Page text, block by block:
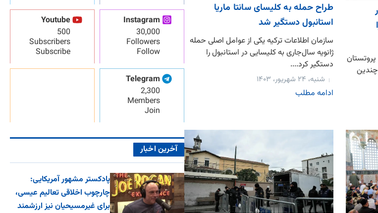
طراح حمله به کلیسای سانتا ماریا
استانبول دستگیر شد
سازمان اطلاعات ترکیه یکی از عوامل اصلی حمله
ژانویه سال‌جاری به کلیسایی در استانبول را
دستگیر کرد....
شنبه، ۲۴ شهریور، ۱۴۰۳
ادامه مطلب
Instagram
30,000
Followers
Follow
Youtube
500
Subscribers
Subscribe
Telegram
2,300
Members
Join
آخرین اخبار
پادکستر مشهور آمریکایی:
چارچوب اخلاقی تعالیم عیسی،
برای غیرمسیحیان نیز ارزشمند